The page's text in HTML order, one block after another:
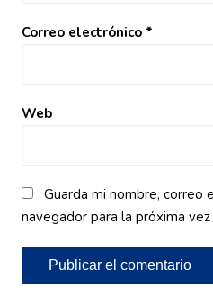
Correo electrónico *
Web
Guarda mi nombre,
navegador para la próxima